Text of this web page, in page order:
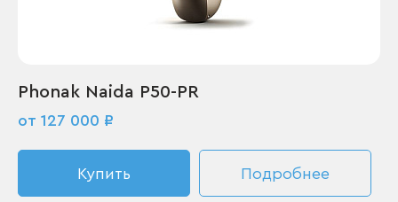
Phonak Naida P50-PR
от 127 000 ₽
Купить Подробнее